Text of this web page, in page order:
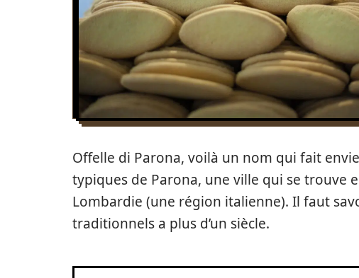
Offelle di Parona, voilà un nom qui fait
typiques de Parona, une ville qui se trouve
Lombardie (une région italienne). Il faut
traditionnels a plus d’un siècle.